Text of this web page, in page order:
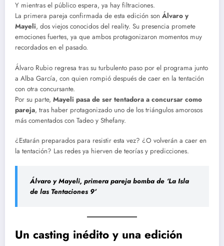
Y mientras el público espera, ya hay filtraciones.
La primera pareja confirmada de esta edición son Álvaro y
Mayeli, dos viejos conocidos del reality. Su presencia promete
emociones fuertes, ya que ambos protagonizaron momentos muy
recordados en el pasado.
Álvaro Rubio regresa tras su turbulento paso por el programa junto
a Alba García, con quien rompió después de caer en la tentación
con otra concursante.
Por su parte, Mayeli pasa de ser tentadora a concursar como
pareja, tras haber protagonizado uno de los triángulos amorosos
más comentados con Tadeo y Sthefany.
¿Estarán preparados para resistir esta vez? ¿O volverán a caer en
la tentación? Las redes ya hierven de teorías y predicciones.
Álvaro y Mayeli, primera pareja bomba de ‘La Isla
de las Tentaciones 9’
Un casting inédito y una edición